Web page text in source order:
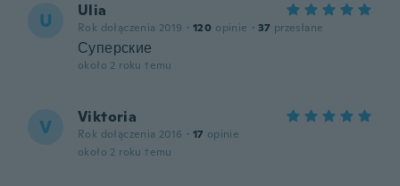
U Ulia
Rok dołączenia 2019 · 120 opinie · 37 przesłane
Суперские
około 2 roku temu
V Viktoria
Rok dołączenia 2016 · 17 opinie
około 2 roku temu